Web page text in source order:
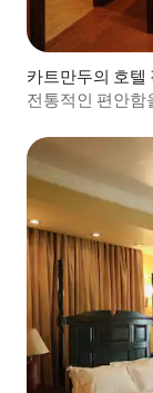
카트만두의 호텔
전통적인 편안함